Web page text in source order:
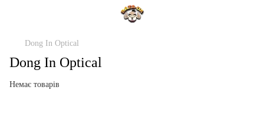
Dong In Optical
Dong In Optical
Немає товарів